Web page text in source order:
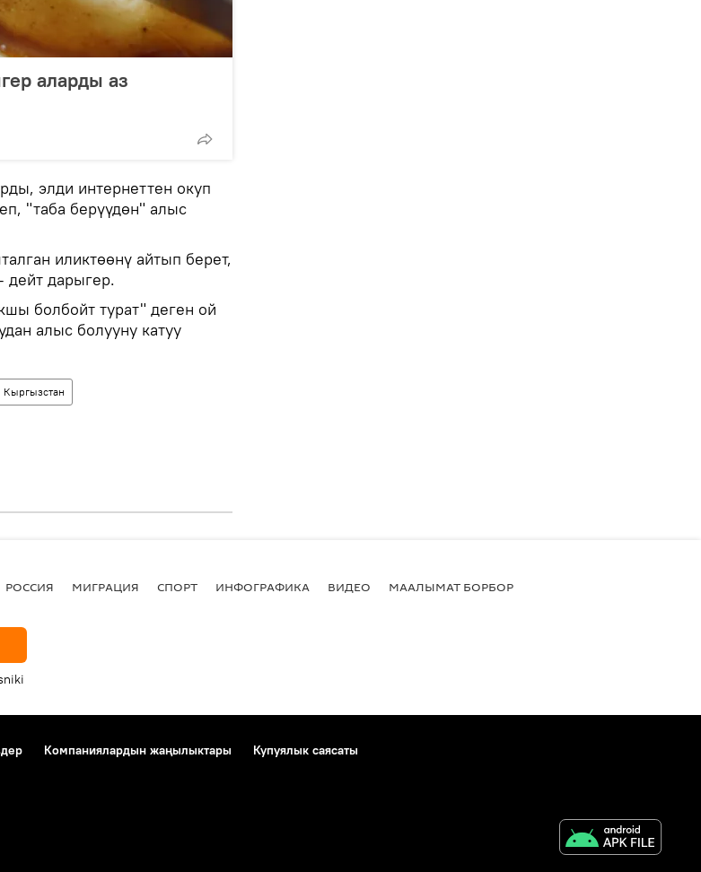
аларды аз
элди интернеттен окуп
"таба берүүдөн" алыс
иликтөөнү айтып берет,
дейт дарыгер.
болбойт турат" деген ой
алыс болууну катуу
Кыргызстан
РОССИЯ МИГРАЦИЯ СПОРТ ИНФОГРАФИКА ВИДЕО МААЛЫМАТ БОРБОР
Компаниялардын жаңылыктары
Купуялык саясаты